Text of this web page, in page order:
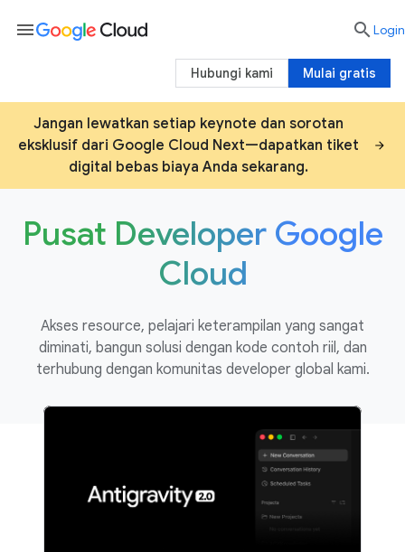
Jangan lewatkan setiap keynote dan sorotan
eksklusif dari Google Cloud Next—dapatkan tiket
digital bebas biaya Anda sekarang.
Pusat Developer Google
Cloud
Akses resource, pelajari keterampilan yang sangat
diminati, bangun solusi dengan kode contoh riil, dan
terhubung dengan komunitas developer global kami.
menu  Login
Mulai gratis
Hubungi kami